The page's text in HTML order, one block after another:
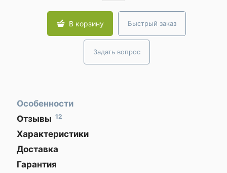
В корзину Быстрый заказ
Задать вопрос
Особенности
Отзывы 12
Характеристики
Доставка
Гарантия
по
Минску,
ГАДЖЕТЫ
ЗАРАНЕЕ!
Размер корпуса
Давно
присматривался к
умным часам, но
всё откладывал из-